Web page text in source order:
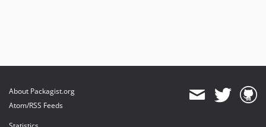
About Packagist.org
Atom/RSS Feeds